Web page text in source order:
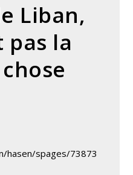
Liban,
pas la
hasen/spages/73873